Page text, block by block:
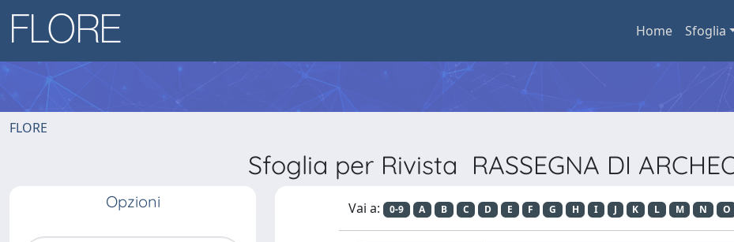
Home Sfoglia
FLORE
Sfoglia per Rivista RASSEGNA DI
Opzioni Vai a: 0-9 A B C D E F G H I J K L M N O